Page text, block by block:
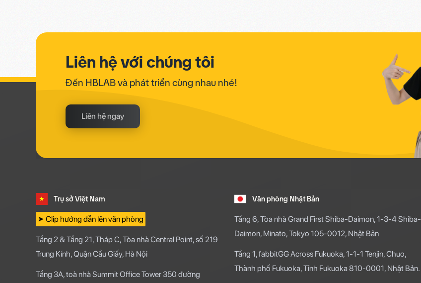
Liên hệ với chúng tôi
Đến HBLAB và phát triển cùng nhau nhé!
Liên hệ ngay
Trụ sở Việt Nam
➤ Clip hướng dẫn lên văn phòng
Tầng 2 & Tầng 21, Tháp C, Tòa nhà Central Point, số 219
Trung Kính, Quận Cầu Giấy, Hà Nội
Tầng 3A, toà nhà Summit Office Tower 350 đường
Văn phòng Nhật Bản
Tầng 6, Tòa nhà Grand First Shiba-Daimon, 1-3-4 Shiba-
Daimon, Minato, Tokyo 105-0012, Nhật Bản
Tầng 1, fabbitGG Across Fukuoka, 1-1-1 Tenjin, Chuo,
Thành phố Fukuoka, Tỉnh Fukuoka 810-0001, Nhật Bản.